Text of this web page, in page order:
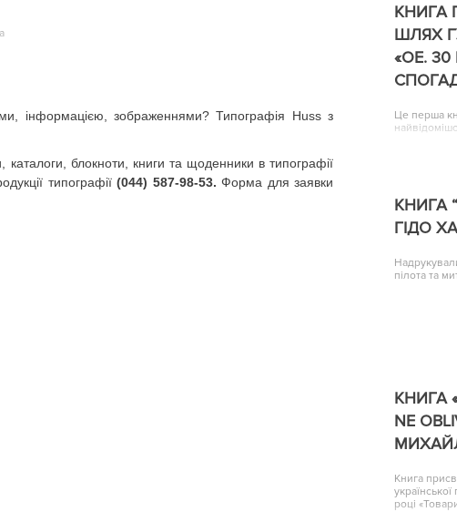
інформацією, зображеннями? Типографія Huss з
каталоги, блокноти, книги та щоденники в типографії
типографії(044) 587-98-53. Форма для заявки
КНИГА
ШЛЯХ
«ОЕ.
Це перша
КНИГА
ГІДО
пілота та
КНИГА
NE
Книга
році